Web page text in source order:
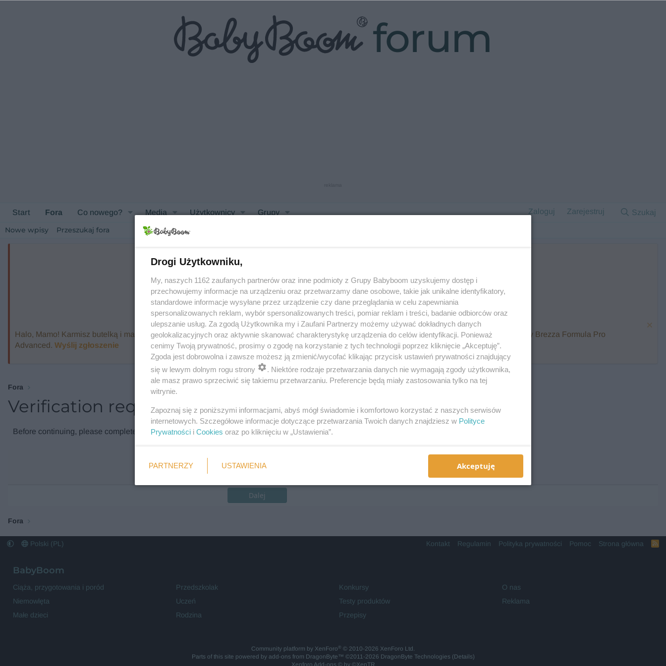
forum
Start Fora Co nowego? Media Użytkownicy Grupy Zaloguj Zarejestruj Szukaj
Nowe wpisy Przeszukaj fora
Halo, Mamo! Karmisz butelką i marzysz o ekspresie, który przygotuje mleko w kilka sekund? Opowiedz historię nocnego karmienia i zawalcz o Baby Brezza Formula Pro
Advanced. Wyślij zgłoszenie
reklama
Fora
Verification required
Before continuing, please complete the verification check.
Weryfikacja
Wymagane
Dalej
Fora
Polski (PL) Kontakt Regulamin Polityka prywatności Pomoc Strona główna
R
BabyBoom
Ciąża, przygotowania i poród
Niemowlęta
Małe dzieci
Przedszkolak
Uczeń
Rodzina
Konkursy
Testy produktów
Przepisy
O nas
Reklama
Community platform by XenForo® © 2010-2026 XenForo Ltd.
Parts of this site powered by add-ons from DragonByte™ ©2011-2026 DragonByte Technologies(Details)
Xenforo Add-ons© by ©XenTR
Drogi Użytkowniku,
My, naszych 1162 zaufanych partnerów oraz inne podmioty z Grupy Babyboom uzyskujemy dostęp i
przechowujemy informacje na urządzeniu oraz przetwarzamy dane osobowe, takie jak unikalne identyfikatory,
standardowe informacje wysyłane przez urządzenie czy dane przeglądania w celu zapewniania
spersonalizowanych reklam, wybór spersonalizowanych treści, pomiar reklam i treści, badanie odbiorców oraz
ulepszanie usług. Za zgodą Użytkownika my i Zaufani Partnerzy możemy używać dokładnych danych
geolokalizacyjnych oraz aktywnie skanować charakterystykę urządzenia do celów identyfikacji. Ponieważ
cenimy Twoją prywatność, prosimy o zgodę na korzystanie z tych technologii poprzez kliknięcie „Akceptuję”.
Zgoda jest dobrowolna i zawsze możesz ją zmienić/wycofać klikając przycisk ustawień prywatności znajdujący
się w lewym dolnym rogu strony
. Niektóre rodzaje przetwarzania danych nie wymagają zgody użytkownika,
ale masz prawo sprzeciwić się takiemu przetwarzaniu. Preferencje będą miały zastosowania tylko na tej
witrynie.
Zapoznaj się z poniższymi informacjami, abyś mógł świadomie i komfortowo korzystać z naszych serwisów
internetowych. Szczegółowe informacje dotyczące przetwarzania Twoich danych znajdziesz w Polityce
Prywatności i Cookies oraz po kliknięciu w „Ustawienia”.
PARTNERZY USTAWIENIA Akceptuję